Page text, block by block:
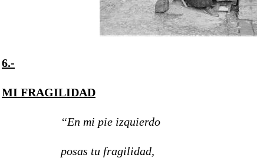
6.-
MI FRAGILIDAD
“En mi pie izquierdo
posas tu fragilidad,